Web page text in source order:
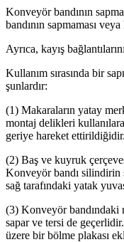
Konveyör bandının
bandının sapmaması
Ayrıca, kayış
Kullanım sırasında bir
şunlardır:
(1) Makaraların yatay
montaj delikleri
geriye hareket ettirildiğidir.
(2) Baş ve kuyruk
Konveyör bandı silindirin
sağ tarafındaki yatak
(3) Konveyör bandındaki
sapar ve tersi de
üzere bir bölme plakası